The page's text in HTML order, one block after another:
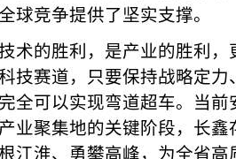
球竞争提供了坚实支撑。
术的胜利，是产业的胜利
技赛道，只要保持战略定
全可以实现弯道超车。当
业聚集地的关键阶段，长
江淮、勇攀高峰，为全省